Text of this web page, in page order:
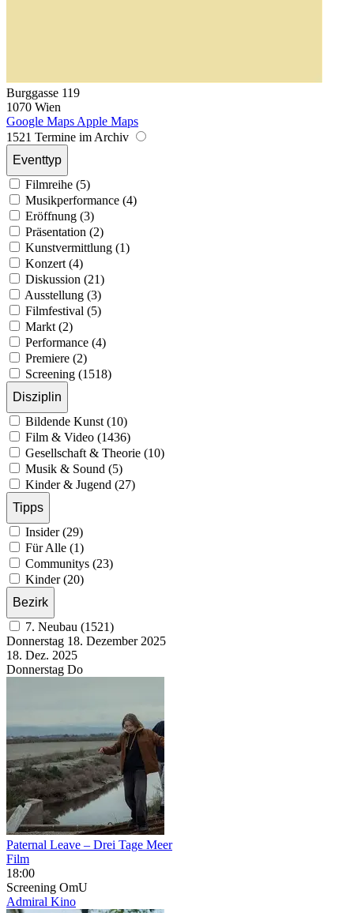
Burggasse 119
1070 Wien
Google Maps Apple Maps
1521 Termine im Archiv
Eventtyp
Filmreihe (5)
Musikperformance (4)
Eröffnung (3)
Präsentation (2)
Kunstvermittlung (1)
Konzert (4)
Diskussion (21)
Ausstellung (3)
Filmfestival (5)
Markt (2)
Performance (4)
Premiere (2)
Screening (1518)
Disziplin
Bildende Kunst (10)
Film & Video (1436)
Gesellschaft & Theorie (10)
Musik & Sound (5)
Kinder & Jugend (27)
Tipps
Insider (29)
Für Alle (1)
Communitys (23)
Kinder (20)
Bezirk
7. Neubau (1521)
Donnerstag 18. Dezember 2025
18. Dez. 2025
Donnerstag Do
Paternal Leave – Drei Tage Meer
Film
18:00
Screening OmU
Admiral Kino